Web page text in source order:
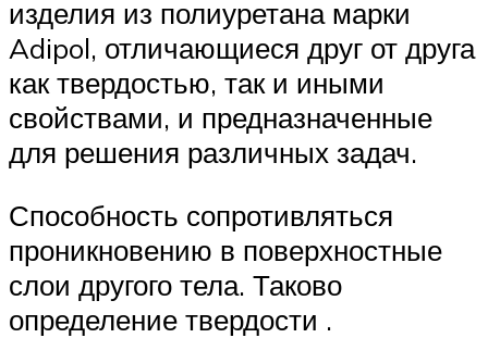
изделия из полиуретана марки
Adipol, отличающиеся друг от друга
как твердостью, так и иными
свойствами, и предназначенные
для решения различных задач.
Способность сопротивляться
проникновению в поверхностные
слои другого тела. Таково
определение твердости .